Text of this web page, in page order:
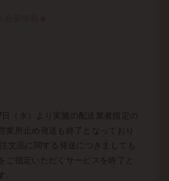
（水）より実施の配送業者指定の
業所止め発送も終了となっており
文品に関する発送につきましても
ご指定いただくサービスを終了と
。